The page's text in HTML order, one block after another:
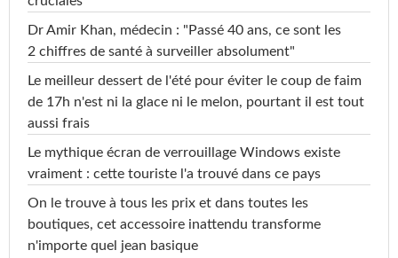
Dr Amir Khan, médecin : "Passé 40 ans, ce sont les
2 chiffres de santé à surveiller absolument"
Le meilleur dessert de l'été pour éviter le coup de faim
de 17h n'est ni la glace ni le melon, pourtant il est tout
aussi frais
Le mythique écran de verrouillage Windows existe
vraiment : cette touriste l'a trouvé dans ce pays
On le trouve à tous les prix et dans toutes les
boutiques, cet accessoire inattendu transforme
n'importe quel jean basique